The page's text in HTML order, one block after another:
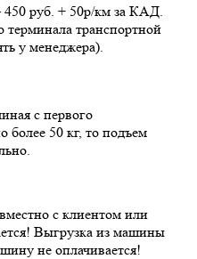
450 руб. + 50р/км за КАД.
транспортной
у менеджера).
с первого
более 50 кг, то подъем
с клиентом или
Выгрузка из машины
не оплачивается!